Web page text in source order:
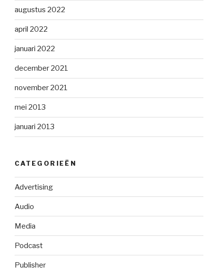
augustus 2022
april 2022
januari 2022
december 2021
november 2021
mei 2013
januari 2013
CATEGORIEËN
Advertising
Audio
Media
Podcast
Publisher